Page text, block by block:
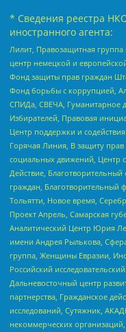
* Сведения реестра
иностранного агента:
Лилит, Правозащитная
центр немецкой и
Фонд защиты прав граждан
Фонд борьбы с коррупцией,
СПИДа, СВЕЧА, Гуманитарное
Избирателей, Правовая
Центр поддержки и
Горячая Линия, В защиту
социальных движений,
Действие,
граждан,
Тольятти, Новое время,
Проект Апрель, Самарская
Аналитический Центр Юрия
имени Андрея Рылькова,
группа, Женщины Евразии,
Российский
Дальневосточный центр
партнерства, Гражданское
исследований, Сутяжник,
некоммерческих